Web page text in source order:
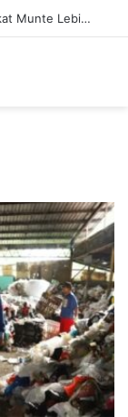
Inovasi “GEMAR PENSI” Dorong Masyarakat Munte Lebih Peduli Bahaya Hipertensi